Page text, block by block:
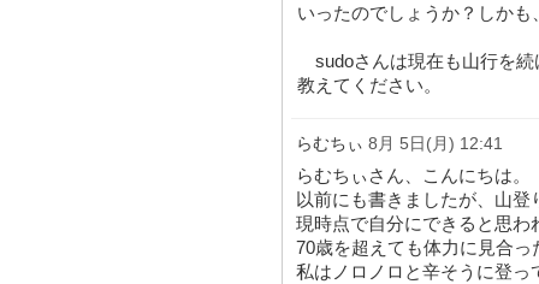
いったのでしょうか？しかも
sudoさんは現在も山行を続
教えてください。
らむちぃ 8月 5日(月) 12:41
らむちぃさん、こんにちは。
以前にも書きましたが、山
現時点で自分にできると思
70歳を超えても体力に見合
私はノロノロと辛そうに登